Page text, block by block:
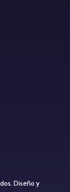
Diseño y